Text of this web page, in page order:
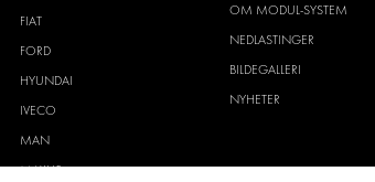
FIAT
FORD
HYUNDAI
IVECO
MAN
MAXUS
OM MODUL-SYSTEM
NEDLASTINGER
BILDEGALLERI
NYHETER